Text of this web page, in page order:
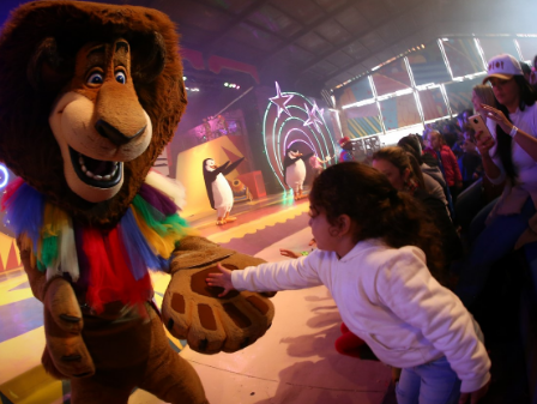
RADICALES, VELOCIDAD Y
MUCHA ADRENALINA!
CONOZCA TAMBIÉN LAS
OTRAS ATRACCIONES: TIENDA
EXCLUSIVA Y RESTAURANTE
TEMÁTICO, ADEMÁS DE UNA
INCREÍBLE ZONA PARA FOTOS!
SHOW INCLUIDO EN EL
PASAPORTE DE ENTRADA AL
PARQUE. GARANTIZA TU
ASIENTO VIP